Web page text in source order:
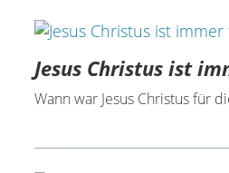
Jesus Christus ist
Wann war Jesus Christus für